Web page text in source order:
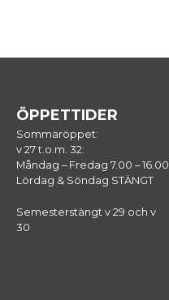
ÖPPETTIDER
Sommaröppet:
v 27 t.o.m. 32:
Måndag – Fredag 7.00 – 16.00
Lördag & Söndag STÄNGT
Semesterstängt v 29 och v
30